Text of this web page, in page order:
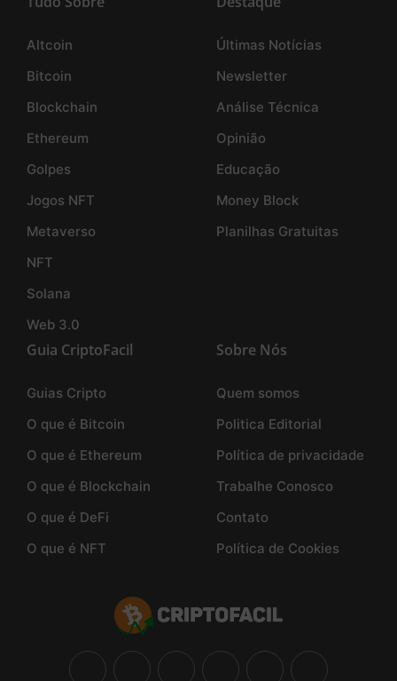
Altcoin
Bitcoin
Blockchain
Ethereum
Golpes
Jogos NFT
Metaverso
NFT
Solana
Web 3.0
Últimas Notícias
Newsletter
Análise Técnica
Opinião
Educação
Money Block
Planilhas Gratuitas
Guia CriptoFacil
Guias Cripto
O que é Bitcoin
O que é Ethereum
O que é Blockchain
O que é DeFi
O que é NFT
Sobre Nós
Quem somos
Politica Editorial
Política de privacidade
Trabalhe Conosco
Contato
Política de Cookies